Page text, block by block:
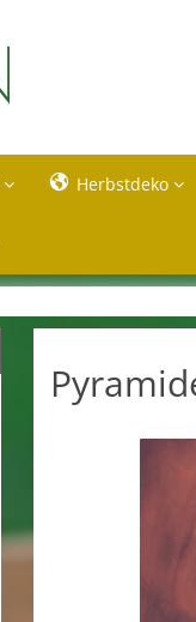
Herbstdeko